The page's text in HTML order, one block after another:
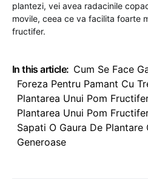
plantezi, vei avea radacinile
movile, ceea ce va facilita foarte
fructifer.
In this article: Cum Se Face
Foreza Pentru Pamant Cu
Plantarea Unui Pom
Plantarea Unui Pom
Sapati O Gaura De Plantare
Generoase